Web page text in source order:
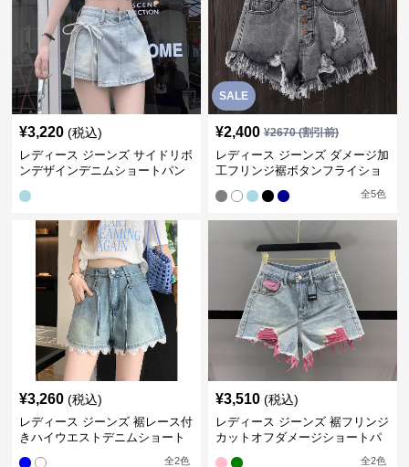
¥3,220 (税込)
レディース ジーンズ サイドリボ
ンデザインデニムショートパン
SALE
¥2,400 ¥2670(割引前)
レディース ジーンズ ダメージ加
工フリンジ裾ボタンフライショ
全5色
¥3,260 (税込)
レディース ジーンズ 裾レース付
きハイウエストデニムショート
全2色
¥3,510 (税込)
レディース ジーンズ 裾フリンジ
カットオフダメージショートパ
全2色